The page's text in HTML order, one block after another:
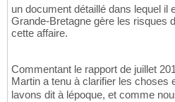
un document détaillé dans lequel il
Grande-Bretagne gère les risques
cette affaire.
Commentant le rapport de juillet
Martin a tenu à clarifier les choses
lavons dit à lépoque, et comme